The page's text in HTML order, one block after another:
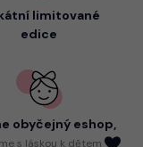
limitované
edice
obyčejný eshop,
s láskou k dětem